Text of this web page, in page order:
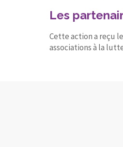
Les
Cette action a reçu
associations à la